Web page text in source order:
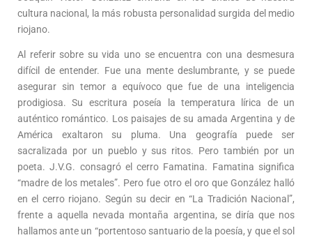
cultura nacional, la más robusta personalidad surgida del medio
riojano.
Al referir sobre su vida uno se encuentra con una desmesura
difícil de entender. Fue una mente deslumbrante, y se puede
asegurar sin temor a equívoco que fue de una inteligencia
prodigiosa. Su escritura poseía la temperatura lírica de un
auténtico romántico. Los paisajes de su amada Argentina y de
América exaltaron su pluma. Una geografía puede ser
sacralizada por un pueblo y sus ritos. Pero también por un
poeta. J.V.G. consagró el cerro Famatina. Famatina significa
“madre de los metales”. Pero fue otro el oro que González halló
en el cerro riojano. Según su decir en “La Tradición Nacional”,
frente a aquella nevada montaña argentina, se diría que nos
hallamos ante un “portentoso santuario de la poesía, y que el sol